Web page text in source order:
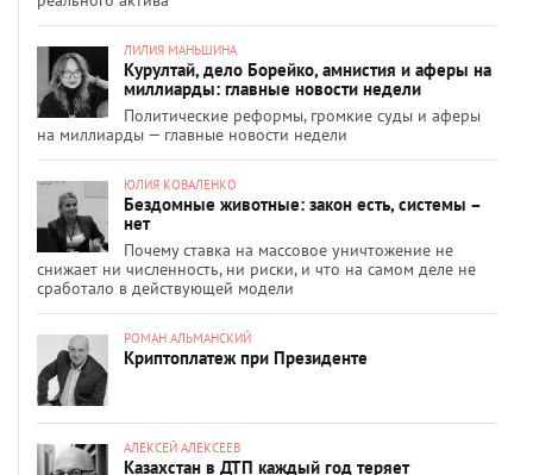
ЛИЛИЯ МАНЬШИНА
Курултай, дело Борейко, амнистия и аферы на
миллиарды: главные новости недели
Политические реформы, громкие суды и аферы
на миллиарды — главные новости недели
ЮЛИЯ КОВАЛЕНКО
Бездомные животные: закон есть, системы –
нет
Почему ставка на массовое уничтожение не
снижает ни численность, ни риски, и что на самом деле не
сработало в действующей модели
РОМАН АЛЬМАНСКИЙ
Криптоплатеж при Президенте
АЛЕКСЕЙ АЛЕКСЕЕВ
Казахстан в ДТП каждый год теряет